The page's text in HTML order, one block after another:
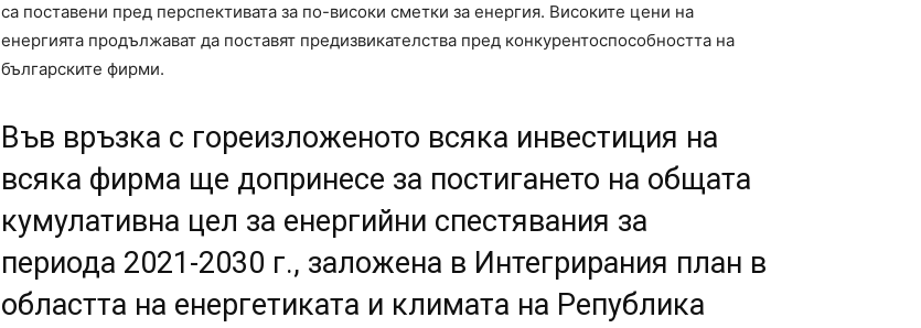
са поставени пред перспективата за по-високи сметки за енергия. Високите цени на
енергията продължават да поставят предизвикателства пред конкурентоспособността на
българските фирми.
Във връзка с гореизложеното всяка инвестиция на
всяка фирма ще допринесе за постигането на общата
кумулативна цел за енергийни спестявания за
периода 2021-2030 г., заложена в Интегрирания план в
областта на енергетиката и климата на Република